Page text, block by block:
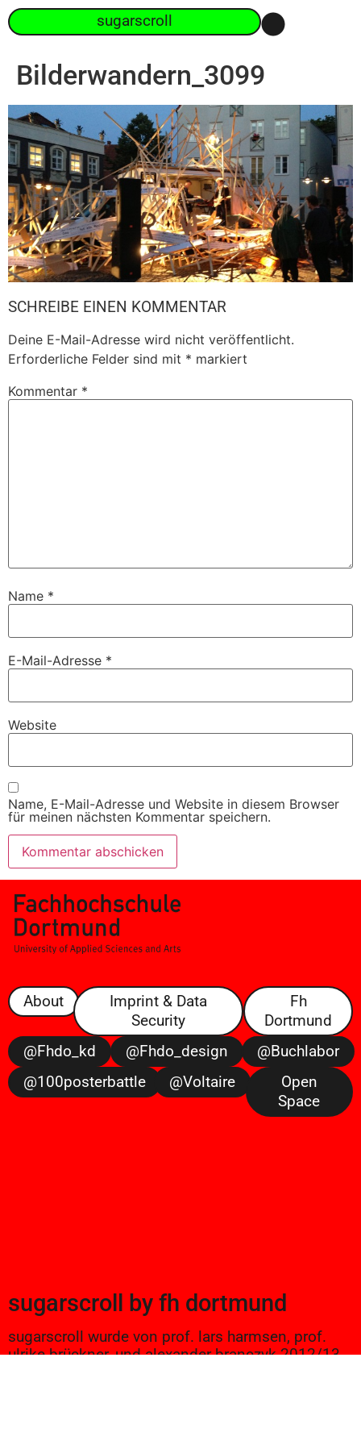
sugarscroll
Bilderwandern_3099
SCHREIBE EINEN KOMMENTAR
Deine E-Mail-Adresse wird nicht veröffentlicht.
Erforderliche Felder sind mit * markiert
Kommentar *
Name *
E-Mail-Adresse *
Website
Name, E-Mail-Adresse und Website in diesem Browser
für meinen nächsten Kommentar speichern.
About
Imprint & Data
Security
Fh
Dortmund
@fhdo_kd
@fhdo_design
@buchlabor
@100posterbattle
@voltaire
Open
Space
sugarscroll by fh dortmund
sugarscroll wurde von prof. lars harmsen, prof.
ulrike brückner, und alexander branczyk 2012/13